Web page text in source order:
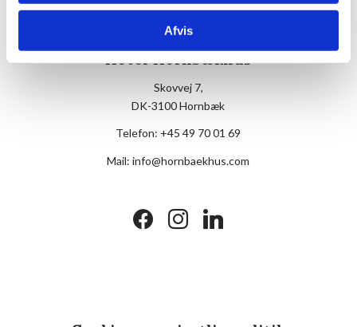
Afvis
Hotel Hornbækhus
Skovvej 7,
DK-3100 Hornbæk
Telefon: +45 49 70 01 69
Mail:info@hornbaekhus.com
facebookinstagramlinkedin